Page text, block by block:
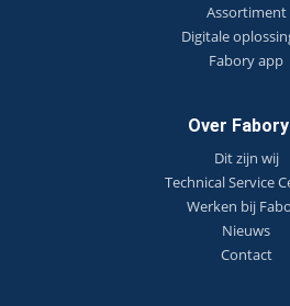
Assortiment
Digitale
Fabory app
Over Fabory
Dit zijn wij
Technical Service
Werken bij
Nieuws
Contact